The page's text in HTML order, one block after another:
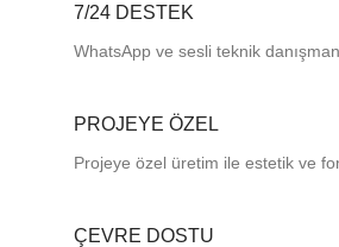
7/24 DESTEK
WhatsApp ve sesli teknik
PROJEYE ÖZEL
Projeye özel üretim ile estetik ve
ÇEVRE DOSTU